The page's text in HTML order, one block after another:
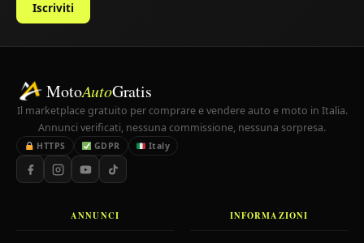
Iscriviti
MotoAutoGratis
Il marketplace gratuito per comprare e vendere auto e moto in Italia.
Annunci verificati, nessuna commissione, nessuna sorpresa.
HTTPS GDPR Italy
ANNUNCI INFORMAZIONI